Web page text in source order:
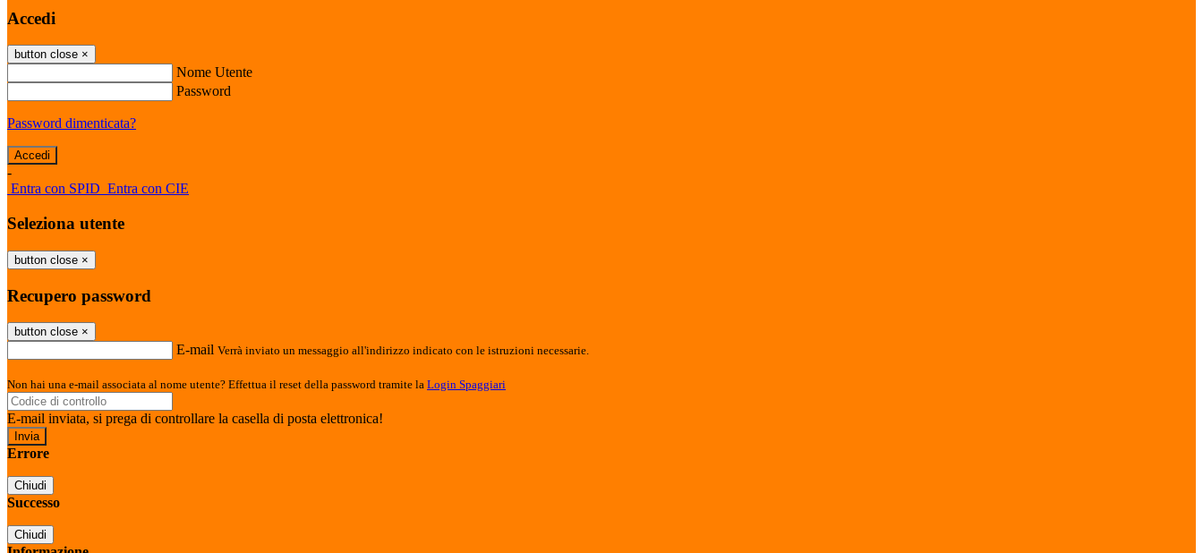
Accedi
button close ×
Nome Utente
Password
Password dimenticata?
-
Entra con SPID Entra con CIE
Seleziona utente
button close ×
Recupero password
button close ×
E-mail Verrà inviato un messaggio all'indirizzo indicato con le istruzioni necessarie.
Non hai una e-mail associata al nome utente? Effettua il reset della password tramite la Login Spaggiari
E-mail inviata, si prega di controllare la casella di posta elettronica!
Errore
Chiudi
Successo
Chiudi